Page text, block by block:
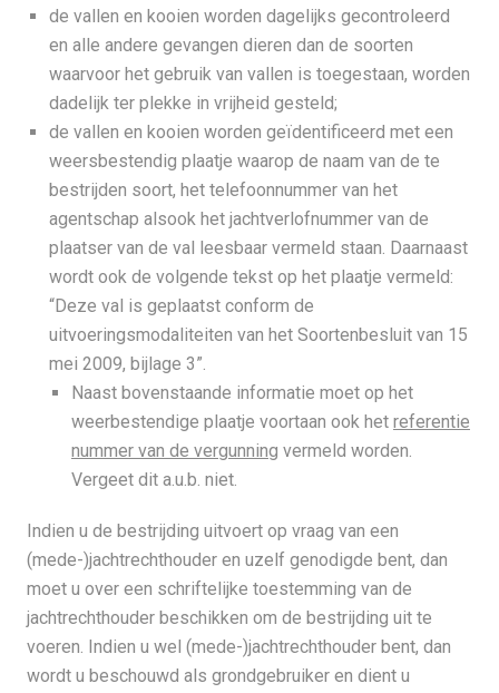
de vallen en kooien worden dagelijks gecontroleerd
en alle andere gevangen dieren dan de soorten
waarvoor het gebruik van vallen is toegestaan, worden
dadelijk ter plekke in vrijheid gesteld;
de vallen en kooien worden geïdentificeerd met een
weersbestendig plaatje waarop de naam van de te
bestrijden soort, het telefoonnummer van het
agentschap alsook het jachtverlofnummer van de
plaatser van de val leesbaar vermeld staan. Daarnaast
wordt ook de volgende tekst op het plaatje vermeld:
“Deze val is geplaatst conform de
uitvoeringsmodaliteiten van het Soortenbesluit van 15
mei 2009, bijlage 3”.
Naast bovenstaande informatie moet op het
weerbestendige plaatje voortaan ook het referentie
nummer van de vergunning vermeld worden.
Vergeet dit a.u.b. niet.
Indien u de bestrijding uitvoert op vraag van een
(mede-)jachtrechthouder en uzelf genodigde bent, dan
moet u over een schriftelijke toestemming van de
jachtrechthouder beschikken om de bestrijding uit te
voeren. Indien u wel (mede-)jachtrechthouder bent, dan
wordt u beschouwd als grondgebruiker en dient u